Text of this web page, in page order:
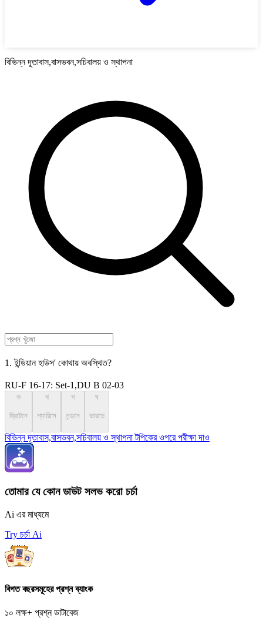
বিভিন্ন দূতাবাস,বাসভবন,সচিবালয় ও স্থাপনা
1. ইন্ডিয়ান হাউস' কোথায় অবস্থিত?
RU-F 16-17: Set-1,DU B 02-03
ক
ব্রিটেনে
খ
প্যারিসে
গ
লন্ডনে
ঘ
ভারতে
বিভিন্ন দূতাবাস,বাসভবন,সচিবালয় ও স্থাপনা টপিকের ওপরে পরীক্ষা দাও
তোমার যে কোন ডাউট সলভ করো চর্চা
Ai এর মাধ্যমে
Try চর্চা Ai
বিগত বছরসমূহের প্রশ্ন ব্যাংক
১০ লক্ষ+ প্রশ্ন ডাটাবেজ